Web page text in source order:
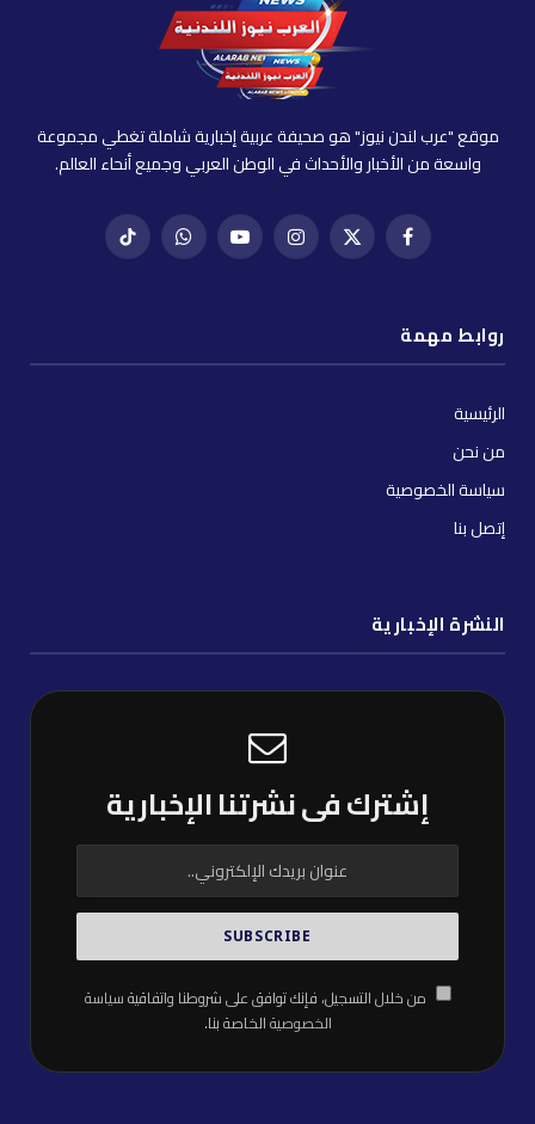
موقع "عرب لندن نيوز" هو صحيفة عربية إخبارية شاملة تغطي مجموعة
واسعة من الأخبار والأحداث في الوطن العربي وجميع أنحاء العالم.
فيسبوكX
إنستغراميوتيوب واتساب تيك
روابط مهمة
الرئيسية
من نحن
سياسة الخصوصية
إتصل بنا
النشرة الإخبارية
إشترك فى نشرتنا الإخبارية
من خلال التسجيل، فإنك توافق على شروطنا واتفاقيةسياسة
الخصوصيةالخاصة بنا.